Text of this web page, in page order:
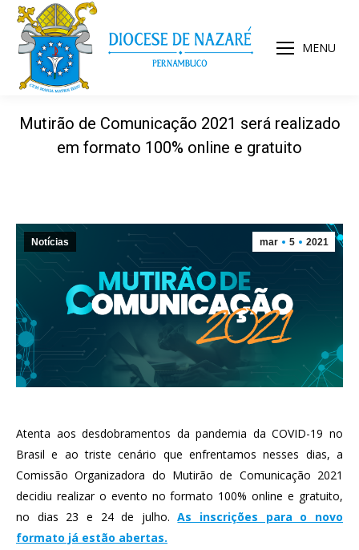
MENU
Mutirão de Comunicação 2021 será realizado
em formato 100% online e gratuito
mar 5 2021
Notícias
Atenta aos desdobramentos da pandemia da COVID-19 no
Brasil e ao triste cenário que enfrentamos nesses dias, a
Comissão Organizadora do Mutirão de Comunicação 2021
decidiu realizar o evento no formato 100% online e gratuito,
no dias 23 e 24 de julho.As inscrições para o novo
formato já estão abertas.